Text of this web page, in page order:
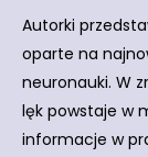
Autorki
oparte na
neuronauki. W
lęk powstaje w
informacje w